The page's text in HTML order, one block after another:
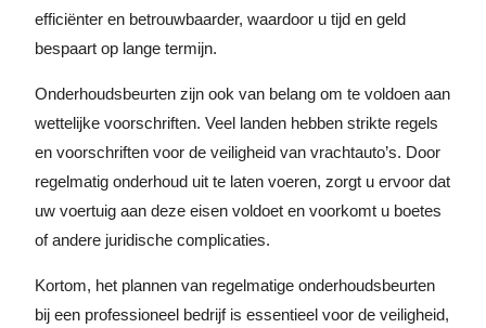
efficiënter en betrouwbaarder, waardoor u tijd en geld
bespaart op lange termijn.
Onderhoudsbeurten zijn ook van belang om te voldoen aan
wettelijke voorschriften. Veel landen hebben strikte regels
en voorschriften voor de veiligheid van vrachtauto’s. Door
regelmatig onderhoud uit te laten voeren, zorgt u ervoor dat
uw voertuig aan deze eisen voldoet en voorkomt u boetes
of andere juridische complicaties.
Kortom, het plannen van regelmatige onderhoudsbeurten
bij een professioneel bedrijf is essentieel voor de veiligheid,